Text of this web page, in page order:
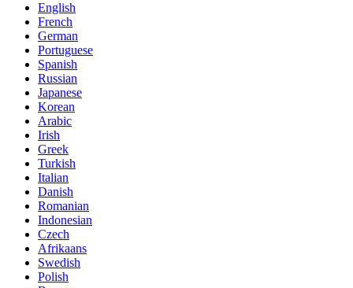
English
French
German
Portuguese
Spanish
Russian
Japanese
Korean
Arabic
Irish
Greek
Turkish
Italian
Danish
Romanian
Indonesian
Czech
Afrikaans
Swedish
Polish